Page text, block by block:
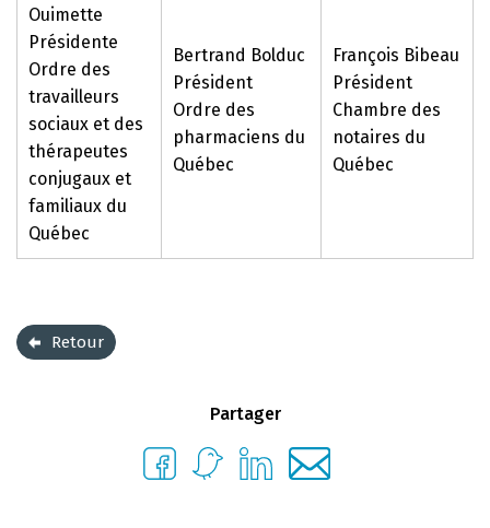
Ouimette
Présidente
Ordre des
travailleurs
sociaux et des
thérapeutes
conjugaux et
familiaux du
Québec
Bertrand Bolduc
Président
Ordre des
pharmaciens du
Québec
François Bibeau
Président
Chambre des
notaires du
Québec
Retour
Partager